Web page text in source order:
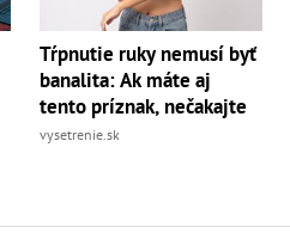
Tŕpnutie ruky nemusí byť
banalita: Ak máte aj
tento príznak, nečakajte
vysetrenie.sk